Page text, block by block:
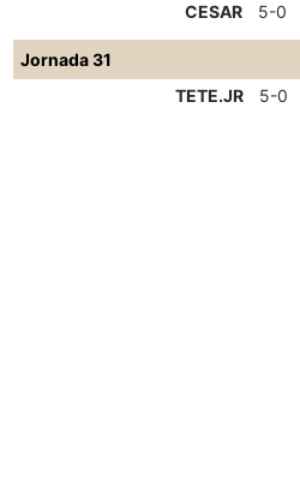
CESAR
5-0
Jornada 31
TETE.JR
5-0